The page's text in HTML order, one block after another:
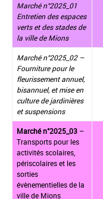
Marché n°2025_01
Entretien des espaces
verts et des stades de
la ville de Mions
Marché n°2025_02 –
Fourniture pour le
fleurissement annuel,
bisannuel, et mise en
culture de jardinières
et suspensions
Marché n°2025_03 –
Transports pour les
activités scolaires,
périscolaires et les
sorties
évènementielles de la
ville de Mions